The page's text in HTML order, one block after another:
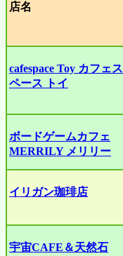
店名
cafespace Toy カフェス
ペース トイ
ボードゲームカフェ
MERRILY メリリー
イリガン珈琲店
宇宙CAFE＆天然石